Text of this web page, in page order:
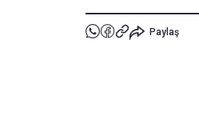
Paylaş